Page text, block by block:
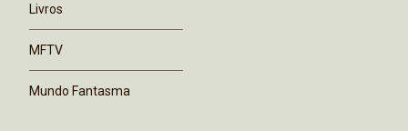
Livros
MFTV
Mundo Fantasma